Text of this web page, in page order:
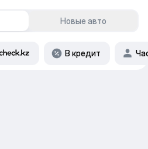
Новые авто
В кредит